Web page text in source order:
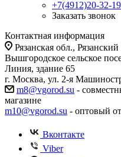
+7(4912)20-32-19
Заказать звонок
Контактная информация
Рязанская обл.,
Вышгородское сельское
Линия, здание 65
г. Москва, ул. 2-я
m8@vgorod.su -
магазине
m10@vgorod.su - оптовый
Вконтакте
Viber